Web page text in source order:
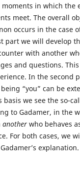
in which the
meet. The overall
occurs in the case
part we will develop
with another
and questions.
In the second
“you” can be
basis we see the so-
to Gadamer, in the
another who behaves
For both cases, we
explanation.